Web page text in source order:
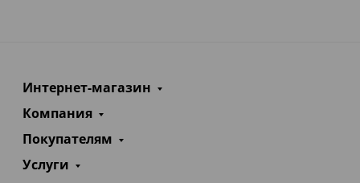
Интернет-магазин
Компания
Покупателям
Услуги